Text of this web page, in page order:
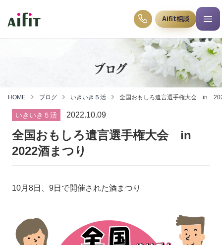
Aifit相談
ブログ
HOME ブログ いきいき５活 全国おもしろ遺言選手権大会 in
いきいき５活 2022.10.09
全国おもしろ遺言選手権大会 in
2022酒まつり
10月8日、9日で開催された酒まつり